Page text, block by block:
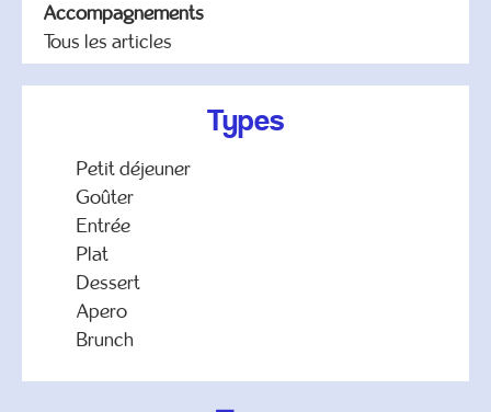
Accompagnements
Tous les articles
Types
Petit déjeuner
Goûter
Entrée
Plat
Dessert
Apero
Brunch